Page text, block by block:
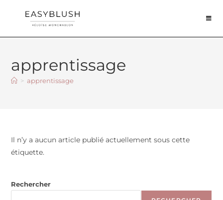
apprentissage
> apprentissage
Il n’y a aucun article publié actuellement sous cette
étiquette.
Rechercher